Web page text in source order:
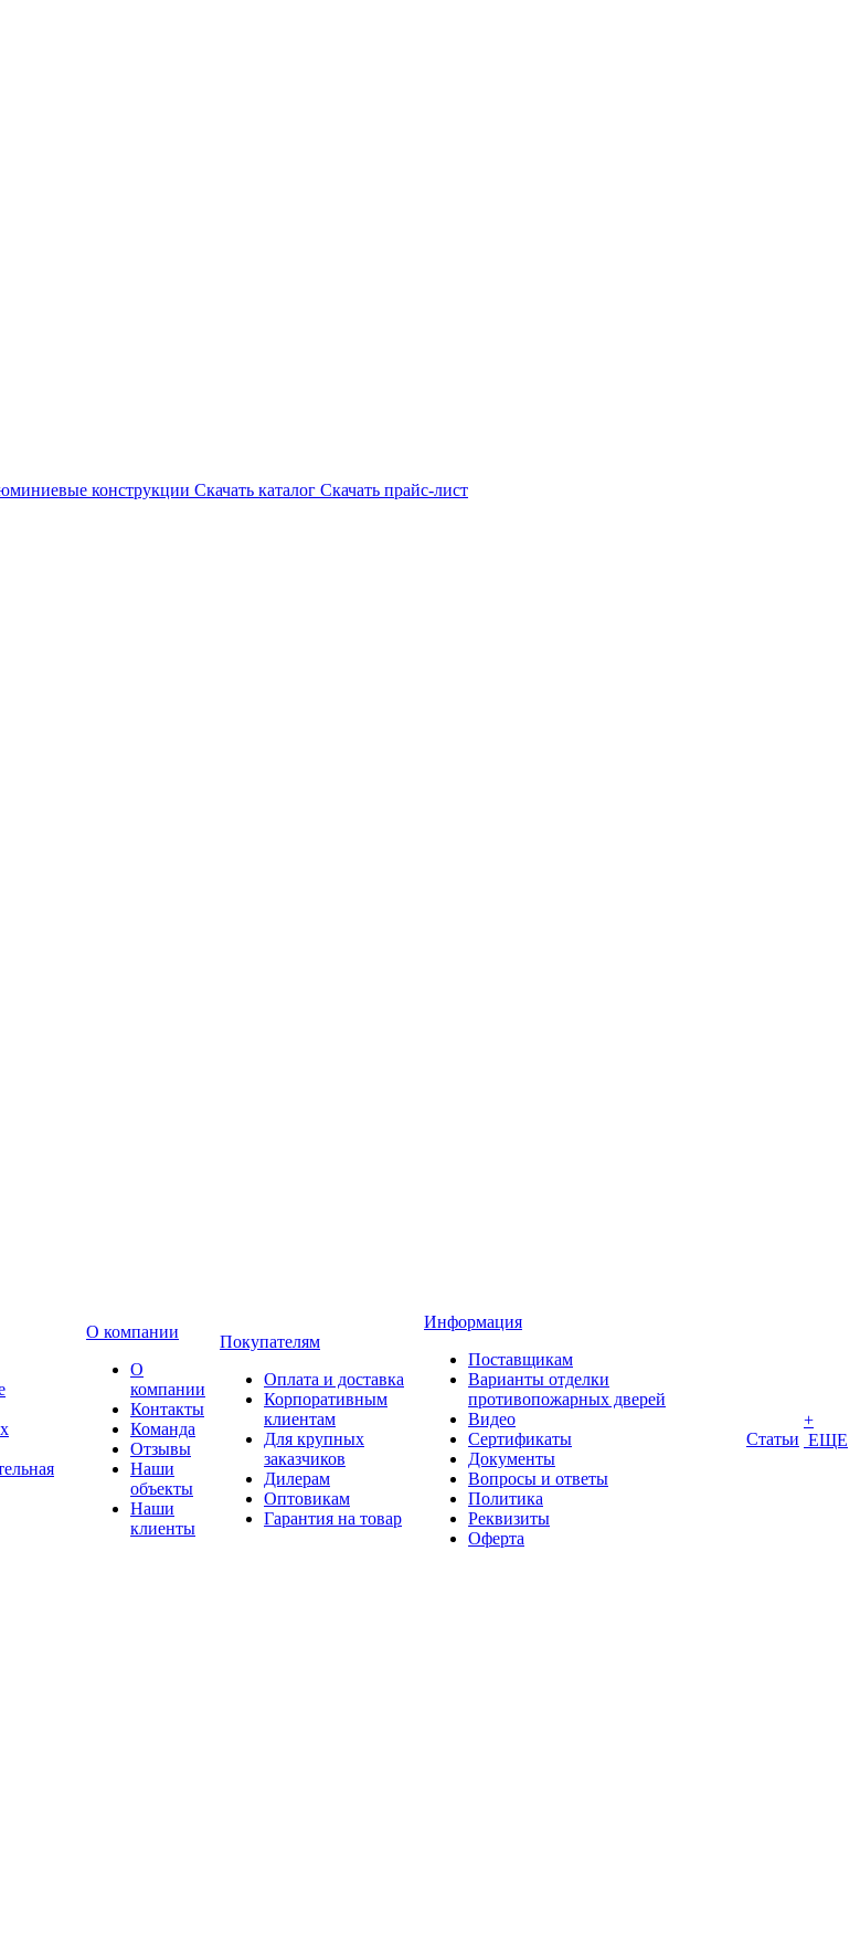
конструкции Скачать каталог Скачать прайс-лист
О компании
О
компании
Контакты
Команда
Отзывы
Наши
объекты
Наши
клиенты
Покупателям
Оплата и доставка
Корпоративным
клиентам
Для крупных
заказчиков
Дилерам
Оптовикам
Гарантия на товар
Информация
Поставщикам
Варианты отделки
противопожарных дверей
Видео
Сертификаты
Документы
Вопросы и ответы
Политика
Реквизиты
Оферта
Статьи
+
ЕЩЕ